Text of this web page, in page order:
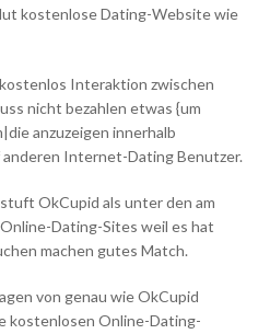
kostenlose Dating-Website wie
Interaktion zwischen
nicht bezahlen etwas {um
anzuzeigen innerhalb
Internet-Dating Benutzer.
OkCupid als unter den am
Dating-Sites weil es hat
machen gutes Match.
von genau wie OkCupid
kostenlosen Online-Dating-